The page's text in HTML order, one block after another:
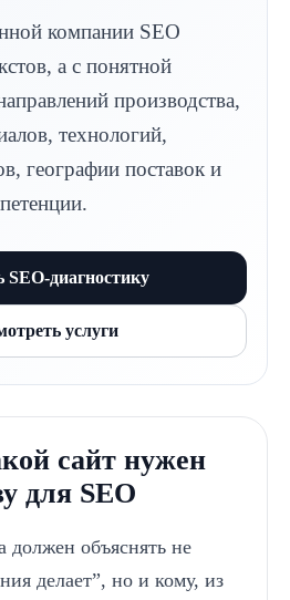
компании SEO
а с понятной
производства,
технологий,
географии поставок и
SEO-диагностику
услуги
сайт нужен
для SEO
должен объяснять не
делает”, но и кому, из